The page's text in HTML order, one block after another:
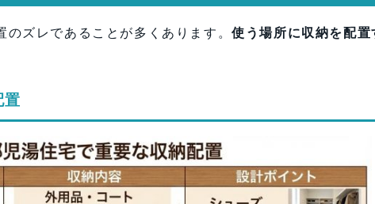
のズレであることが多くあります。使う場所に収納を配置
置